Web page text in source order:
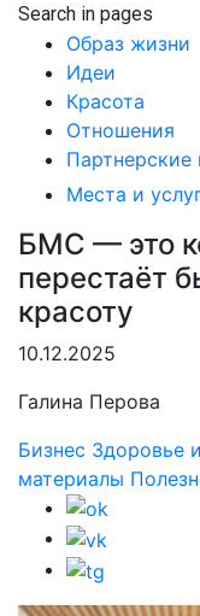
Search in pages
Образ жизни
Идеи
Красота
Отношения
Партнерские
Места и
БМС — это
перестаёт
красоту
10.12.2025
Галина Перова
Бизнес Здоровье
материалы